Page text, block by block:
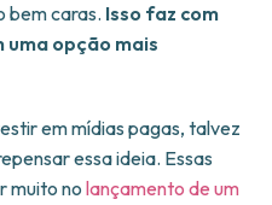
bem caras. Isso faz com
uma opção mais
em mídias pagas, talvez
essa ideia. Essas
muito no lançamento de um